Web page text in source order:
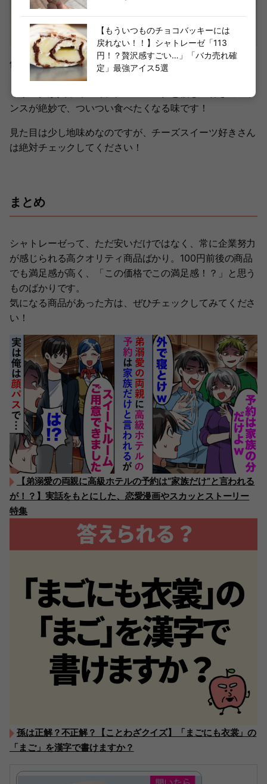
個人的にかなりおすすめなのが、「窯焼きチーズ饅頭」。
しっとりした生地の中に、3種のチーズを使ったチーズフ
ィリングが入っていて、チーズのコクと優しい甘さのバラ
ンスが絶妙で、ついつい食べたくなる味です！
見た目は少し地味めなのですが、チーズスイーツ好きさん
は絶対チェックしてください！
まとめ
シャトレーゼって、ただ安いだけではなく、常に企業努力
が感じられる高クオリティ商品ばかり。100円前後の商品
でも満足感が高く、「この価格でこの満足感！？」と思う
ものばかりです。
気になる商品があった方は、ぜひチェックしてみてくださ
い！
【弟溺愛の両親に高級ホテルの予約は“家族だけ”と言われる
が！？】実話をもとにした、恋愛漫画やスカッとストーリー
特集
孫は正解？不正解？【ことわざクイズ】「まごにも衣裳」の
「まご」を漢字で書けますか？
【もういつものチョコバッキーには
戻れない！！】シャトレーゼ「113
円！？贅沢感すごい…」「バカ売れ確
定」最強アイス5選